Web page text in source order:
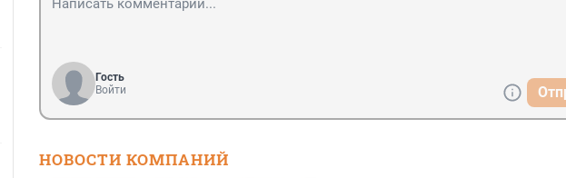
Гость
Войти
НОВОСТИ КОМПАНИЙ